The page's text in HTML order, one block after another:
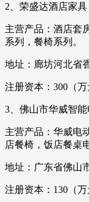
2、荣盛达酒店家具
主营产品：酒店套
系列，餐椅系列。
地址：廊坊河北省
注册资本：300（万
3、佛山市华威智
主营产品：华威电
店餐椅，饭店餐桌
地址：广东省佛山
注册资本：130（万